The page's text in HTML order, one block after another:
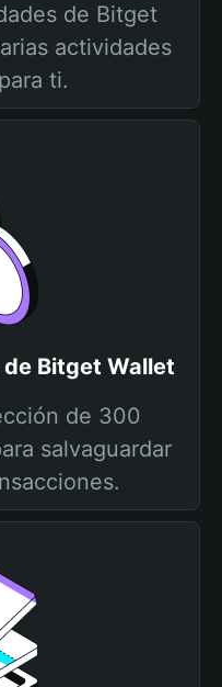
de Bitget
actividades
ti.
Bitget Wallet
de 300
salvaguardar